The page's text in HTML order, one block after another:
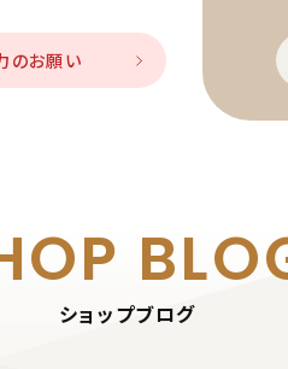
のお願い
ショップブログ